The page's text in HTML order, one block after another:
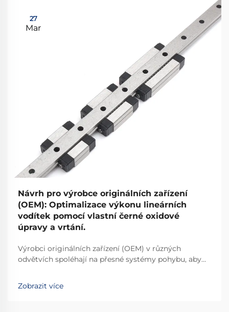
27
Mar
Návrh pro výrobce originálních zařízení
(OEM): Optimalizace výkonu lineárních
vodítek pomocí vlastní černé oxidové
úpravy a vrtání.
Výrobci originálních zařízení (OEM) v různých
odvětvích spoléhají na přesné systémy pohybu, aby
vhodných komponent pro lineární pohyb přímo
ovlivňuje spolehlivost výrobku...
Zobrazit více